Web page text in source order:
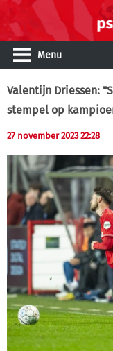
Menu
Valentijn Driessen:
stempel op
27 november 2023 22:28